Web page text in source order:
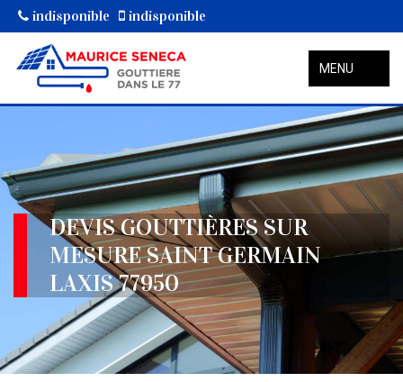
indisponible indisponible
MENU
DEVIS GOUTTIÈRES SUR
MESURE SAINT GERMAIN
LAXIS 77950